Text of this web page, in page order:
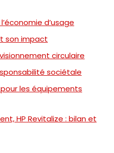
d’usage
son impact
circulaire
sociétale
les équipements
HP Revitalize : bilan et